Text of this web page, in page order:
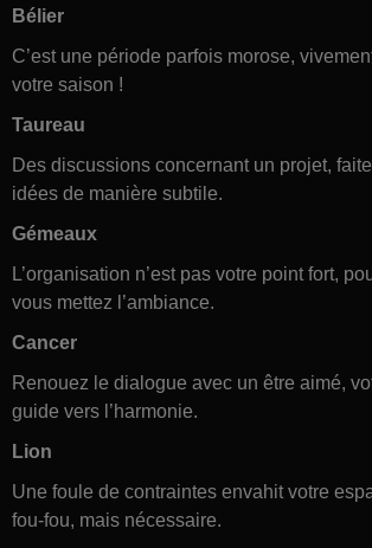
Bélier
C’est une période parfois morose,
votre saison !
Taureau
Des discussions concernant un projet,
idées de manière subtile.
Gémeaux
L’organisation n’est pas votre point fort,
vous mettez l’ambiance.
Cancer
Renouez le dialogue avec un être aimé,
guide vers l’harmonie.
Lion
Une foule de contraintes envahit votre
fou-fou, mais nécessaire.